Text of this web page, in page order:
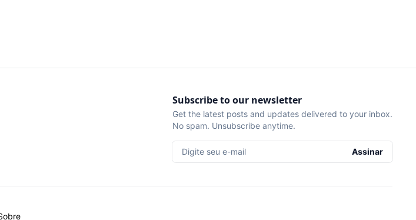
Subscribe to our newsletter
Get the latest posts and updates delivered to your inbox.
No spam. Unsubscribe anytime.
Digite seu e-mail Assinar